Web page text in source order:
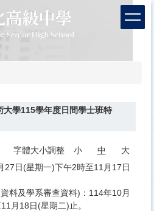
大學115學年度日間學士班特
字體大小調整 小 中
大
27日(星期一)下午2時至11月17日
料及學系審查資料)：114年10月
月18日(星期二)止。